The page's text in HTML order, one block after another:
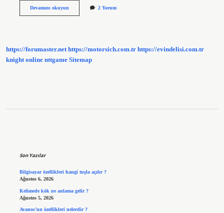
Devamını okuyunÇelebi
2 Yorum
https://forumaster.net https://motorsich.com.tr https://evindelisi.com.tr
knight online nttgame Sitemap
Son Yazılar
Bilgisayar özellikleri hangi tuşla açılır ?
Ağustos 6, 2026
Kelimede kök ne anlama gelir ?
Ağustos 5, 2026
Avanos’un özellikleri nelerdir ?